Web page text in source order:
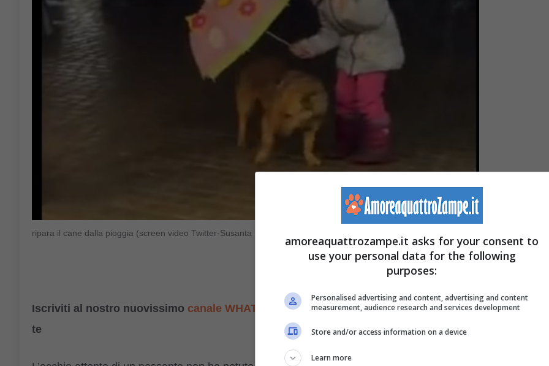
ripara il cane dalla pioggia (screen video Twitter-Susanta Nanda-Amoreaquattrozampe.it)
Iscriviti al nostro nuovissimo canale WHATSAPPe ricevi ogni giorno storie e video inediti solo per
te
amoreaquattrozampe.it asks for your consent to
use your personal data for the following
purposes:
Personalised advertising and content, advertising and content
measurement, audience research and services development
Store and/or access information on a device
Learn more